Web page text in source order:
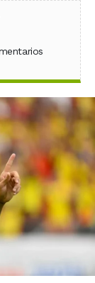
X (Twitter)
en WhatsApp